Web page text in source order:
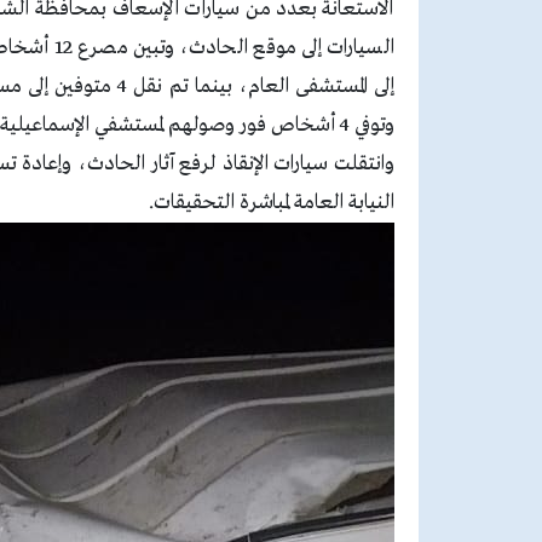
الاستعانة بعدد من سيارات الإسعاف بمحافظة
وتوفي 4 أشخاص فور وصولهم لمستشفي الإسماعيلية العام.
‏وانتقلت سيارات الإنقاذ لرفع آثار الحادث،
النيابة العامة لمباشرة التحقيقات.